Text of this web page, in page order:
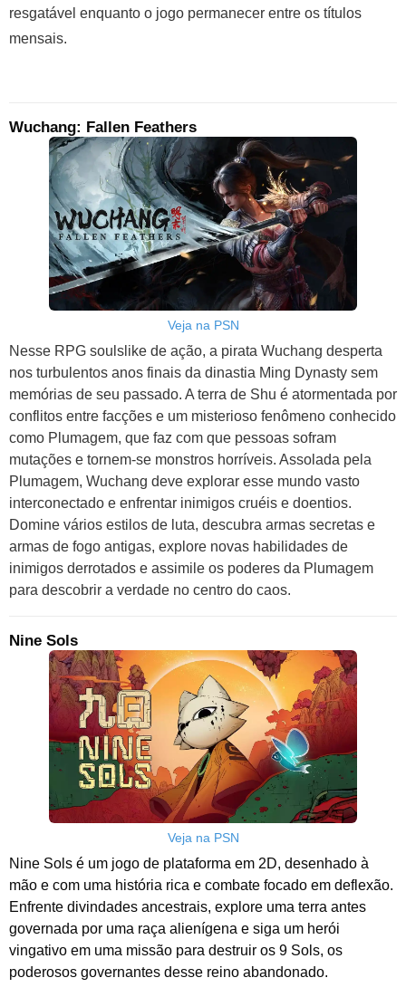
resgatável enquanto o jogo permanecer entre os títulos
mensais.
Wuchang: Fallen Feathers
Veja na PSN
Nesse RPG soulslike de ação, a pirata Wuchang desperta
nos turbulentos anos finais da dinastia Ming Dynasty sem
memórias de seu passado. A terra de Shu é atormentada por
conflitos entre facções e um misterioso fenômeno conhecido
como Plumagem, que faz com que pessoas sofram
mutações e tornem-se monstros horríveis. Assolada pela
Plumagem, Wuchang deve explorar esse mundo vasto
interconectado e enfrentar inimigos cruéis e doentios.
Domine vários estilos de luta, descubra armas secretas e
armas de fogo antigas, explore novas habilidades de
inimigos derrotados e assimile os poderes da Plumagem
para descobrir a verdade no centro do caos.
Nine Sols
Veja na PSN
Nine Sols é um jogo de plataforma em 2D, desenhado à
mão e com uma história rica e combate focado em deflexão.
Enfrente divindades ancestrais, explore uma terra antes
governada por uma raça alienígena e siga um herói
vingativo em uma missão para destruir os 9 Sols, os
poderosos governantes desse reino abandonado.